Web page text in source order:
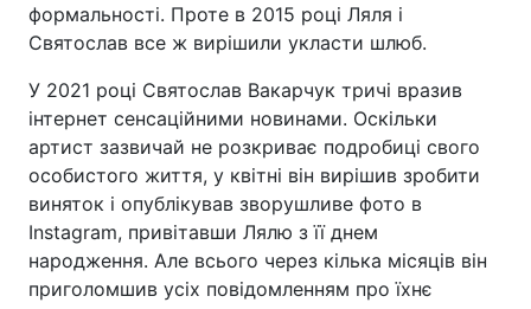
формальності. Проте в 2015 році Ляля і
Святослав все ж вирішили укласти шлюб.
У 2021 році Святослав Вакарчук тричі вразив
інтернет сенсаційними новинами. Оскільки
артист зазвичай не розкриває подробиці свого
особистого життя, у квітні він вирішив зробити
виняток і опублікував зворушливе фото в
Instagram, привітавши Лялю з її днем
народження. Але всього через кілька місяців він
приголомшив усіх повідомленням про їхнє